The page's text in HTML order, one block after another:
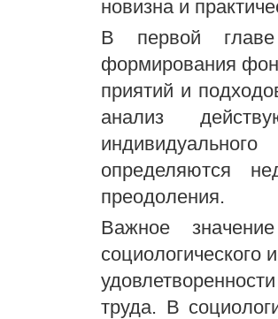
новизна и
В первой главе
формирования
приятий и
анализ
определяются
преодоления.
Важное
социологического
труда. В